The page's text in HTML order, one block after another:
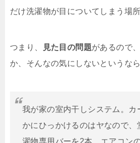
だけ洗濯物が目についてしまう場
つまり、 見た目の問題があるので
か、そんなの気にしないというな
我が家の室内干しシステム。カ
かにひっかけるのはヤなので、
濯物専用バーを2本。エアコン